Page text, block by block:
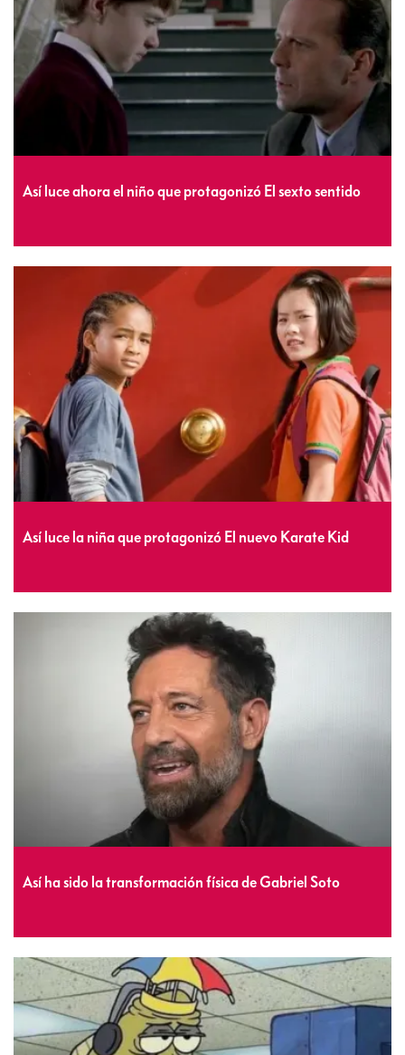
Así luce ahora el niño que protagonizó El sexto sentido
Así luce la niña que protagonizó El nuevo Karate Kid
Así ha sido la transformación física de Gabriel Soto